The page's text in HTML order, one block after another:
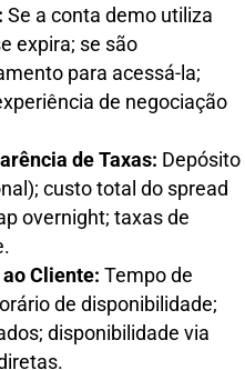
Se a conta demo utiliza
expira; se são
para acessá-la;
de negociação
de Taxas: Depósito
custo total do spread
overnight; taxas de
Cliente: Tempo de
de disponibilidade;
disponibilidade via